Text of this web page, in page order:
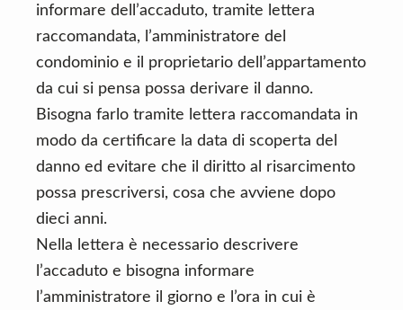
informare dell’accaduto, tramite lettera
raccomandata, l’amministratore del
condominio e il proprietario dell’appartamento
da cui si pensa possa derivare il danno.
Bisogna farlo tramite lettera raccomandata in
modo da certificare la data di scoperta del
danno ed evitare che il diritto al risarcimento
possa prescriversi, cosa che avviene dopo
dieci anni.
Nella lettera è necessario descrivere
l’accaduto e bisogna informare
l’amministratore il giorno e l’ora in cui è